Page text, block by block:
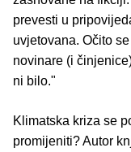
prevesti u
uvjetovana. Očito
novinare (i
ni bilo."
Klimatska kriza se
promijeniti? Autor